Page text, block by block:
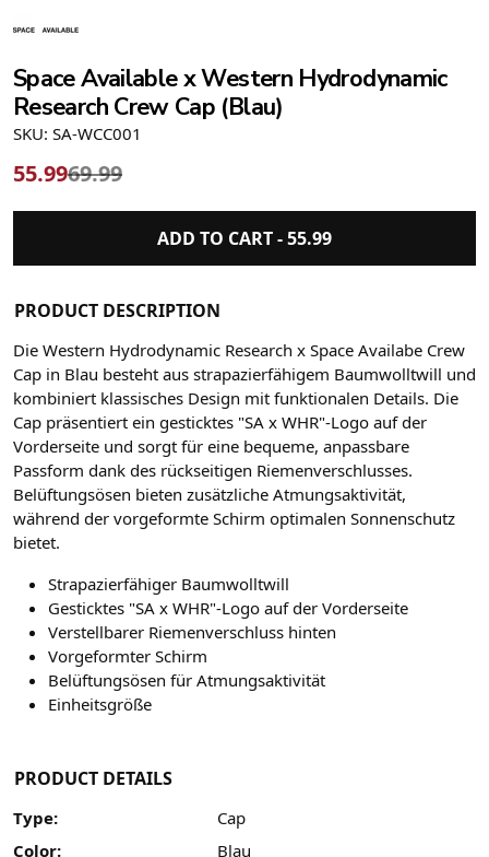
Space Available x Western Hydrodynamic
Research Crew Cap (Blau)
SKU: SA-WCC001
55.9969.99
ADD TO CART -55.99
PRODUCT DESCRIPTION
Die Western Hydrodynamic Research x Space Availabe Crew
Cap in Blau besteht aus strapazierfähigem Baumwolltwill und
kombiniert klassisches Design mit funktionalen Details. Die
Cap präsentiert ein gesticktes "SA x WHR"-Logo auf der
Vorderseite und sorgt für eine bequeme, anpassbare
Passform dank des rückseitigen Riemenverschlusses.
Belüftungsösen bieten zusätzliche Atmungsaktivität,
während der vorgeformte Schirm optimalen Sonnenschutz
bietet.
Strapazierfähiger Baumwolltwill
Gesticktes "SA x WHR"-Logo auf der Vorderseite
Verstellbarer Riemenverschluss hinten
Vorgeformter Schirm
Belüftungsösen für Atmungsaktivität
Einheitsgröße
PRODUCT DETAILS
Type:
Cap
Color:
Blau